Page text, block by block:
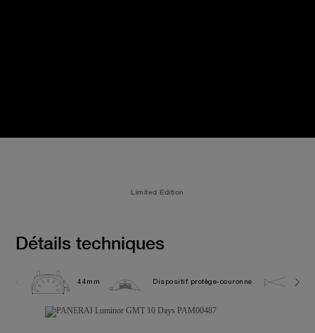
Limited Edition
Détails techniques
44mm Dispositif protège-couronne